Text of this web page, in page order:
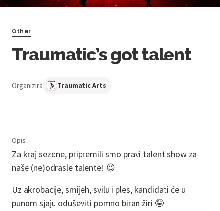
Other
Traumatic’s got talent
Organizira Traumatic Arts
Opis
Za kraj sezone, pripremili smo pravi talent show za
naše (ne)odrasle talente! 😉
Uz akrobacije, smijeh, svilu i ples, kandidati će u
punom sjaju oduševiti pomno biran žiri 🤪